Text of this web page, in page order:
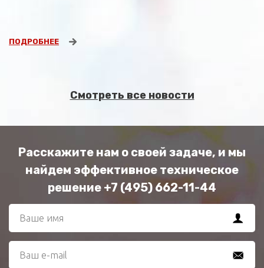
ПОДРОБНЕЕ
Смотреть все новости
Расскажите нам о своей задаче, и мы
найдем эффективное техническое
решение +7 (495) 662-11-44